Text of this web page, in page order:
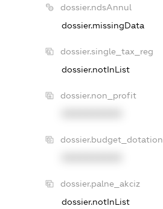
dossier.ndsAnnul
dossier.missingData
dossier.single_tax_reg
dossier.notInList
dossier.non_profit
dossier.budget_dotation
dossier.palne_akciz
dossier.notInList